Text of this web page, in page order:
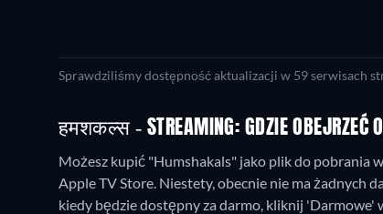
Sprawdziliśmy dostępność aktualizacji w 59 serwisach
हमशकल्स - STREAMING: GDZIE OBEJRZEĆ
Możesz kupić "Humshakals" jako plik do pobrania
Apple TV Store. Niestety, obecnie nie ma żadnych
kiedy będzie dostępny za darmo, kliknij